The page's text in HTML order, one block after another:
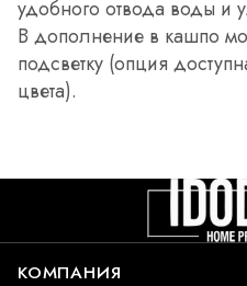
удобного отвода воды и
В дополнение в кашпо
подсветку (опция
цвета).
КОМПАНИЯ